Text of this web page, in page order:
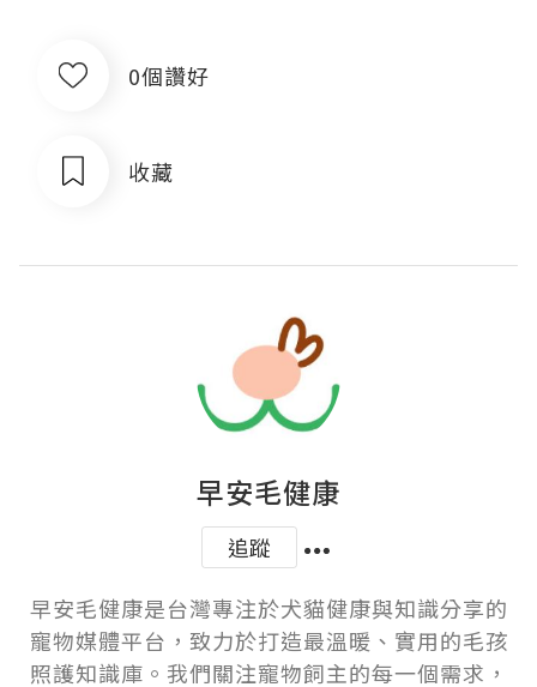
0個讚好
收藏
早安毛健康
追蹤
早安毛健康是台灣專注於犬貓健康與知識分享的
寵物媒體平台，致力於打造最溫暖、實用的毛孩
照護知識庫。我們關注寵物飼主的每一個需求，